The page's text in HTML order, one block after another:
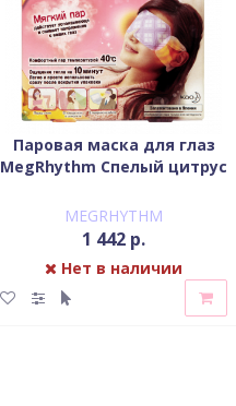
Паровая маска для глаз
MegRhythm Спелый цитрус
MEGRHYTHM
1 442 р.
Нет в наличии